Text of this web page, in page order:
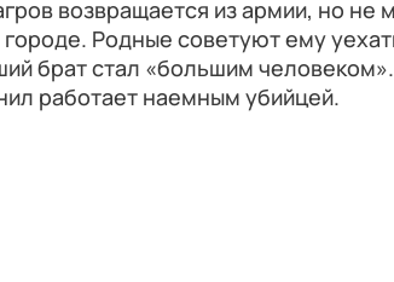
возвращается из армии, но не
Родные советуют ему
брат стал «большим
работает наемным убийцей.